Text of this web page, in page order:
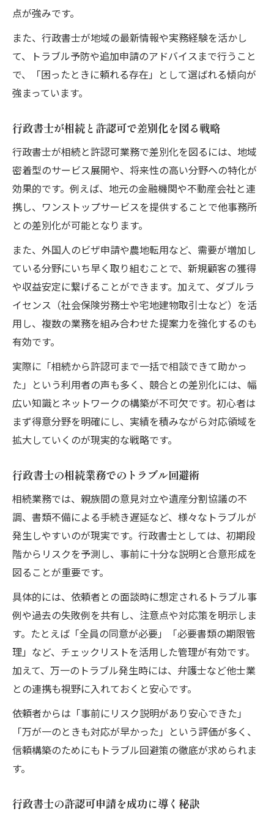
点が強みです。
また、行政書士が地域の最新情報や実務経験を活かし
て、トラブル予防や追加申請のアドバイスまで行うこと
で、「困ったときに頼れる存在」として選ばれる傾向が
強まっています。
行政書士が相続と許認可で差別化を図る戦略
行政書士が相続と許認可業務で差別化を図るには、地域
密着型のサービス展開や、将来性の高い分野への特化が
効果的です。例えば、地元の金融機関や不動産会社と連
携し、ワンストップサービスを提供することで他事務所
との差別化が可能となります。
また、外国人のビザ申請や農地転用など、需要が増加し
ている分野にいち早く取り組むことで、新規顧客の獲得
や収益安定に繋げることができます。加えて、ダブルラ
イセンス（社会保険労務士や宅地建物取引士など）を活
用し、複数の業務を組み合わせた提案力を強化するのも
有効です。
実際に「相続から許認可まで一括で相談できて助かっ
た」という利用者の声も多く、競合との差別化には、幅
広い知識とネットワークの構築が不可欠です。初心者は
まず得意分野を明確にし、実績を積みながら対応領域を
拡大していくのが現実的な戦略です。
行政書士の相続業務でのトラブル回避術
相続業務では、親族間の意見対立や遺産分割協議の不
調、書類不備による手続き遅延など、様々なトラブルが
発生しやすいのが現実です。行政書士としては、初期段
階からリスクを予測し、事前に十分な説明と合意形成を
図ることが重要です。
具体的には、依頼者との面談時に想定されるトラブル事
例や過去の失敗例を共有し、注意点や対応策を明示しま
す。たとえば「全員の同意が必要」「必要書類の期限管
理」など、チェックリストを活用した管理が有効です。
加えて、万一のトラブル発生時には、弁護士など他士業
との連携も視野に入れておくと安心です。
依頼者からは「事前にリスク説明があり安心できた」
「万が一のときも対応が早かった」という評価が多く、
信頼構築のためにもトラブル回避策の徹底が求められま
す。
行政書士の許認可申請を成功に導く秘訣